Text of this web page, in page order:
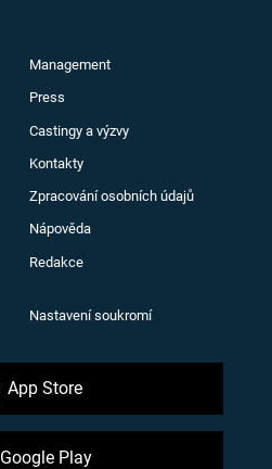
Management
Press
Castingy a výzvy
Kontakty
Zpracování osobních údajů
Nápověda
Redakce
Nastavení soukromí
App Store
Google Play